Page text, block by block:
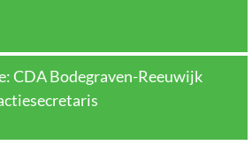
CDA Bodegraven-Reeuwijk